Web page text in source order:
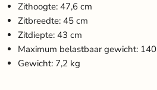
Zithoogte: 47,6 cm
Zitbreedte: 45 cm
Zitdiepte: 43 cm
Maximum belastbaar gewicht:
Gewicht: 7,2 kg